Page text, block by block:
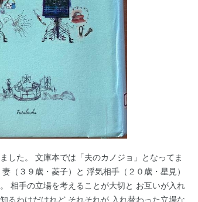
庫)
件) を見る
した。 文庫本では「夫のカノジョ」となってま
（３９歳・菱子）と 浮気相手（２０歳・星見）
相手の立場を考えることが大切と お互いが入れ
るわけだけれど それそれが 入れ替わった立場な